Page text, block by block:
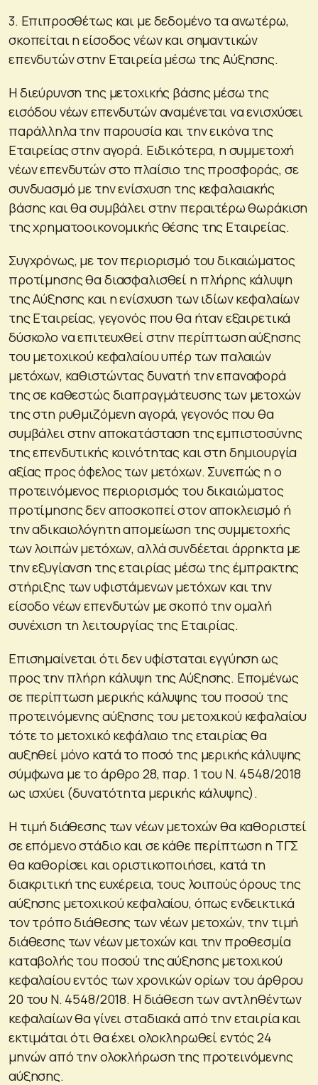
3. Επιπροσθέτως και με δεδομένο τα ανωτέρω,
σκοπείται η είσοδος νέων και σημαντικών
επενδυτών στην Εταιρεία μέσω της Αύξησης.
Η διεύρυνση της μετοχικής βάσης μέσω της
εισόδου νέων επενδυτών αναμένεται να ενισχύσει
παράλληλα την παρουσία και την εικόνα της
Εταιρείας στην αγορά. Ειδικότερα, η συμμετοχή
νέων επενδυτών στο πλαίσιο της προσφοράς, σε
συνδυασμό με την ενίσχυση της κεφαλαιακής
βάσης και θα συμβάλει στην περαιτέρω θωράκιση
της χρηματοοικονομικής θέσης της Εταιρείας.
Συγχρόνως, με τον περιορισμό του δικαιώματος
προτίμησης θα διασφαλισθεί η πλήρης κάλυψη
της Αύξησης και η ενίσχυση των ιδίων κεφαλαίων
της Εταιρείας, γεγονός που θα ήταν εξαιρετικά
δύσκολο να επιτευχθεί στην περίπτωση αύξησης
του μετοχικού κεφαλαίου υπέρ των παλαιών
μετόχων, καθιστώντας δυνατή την επαναφορά
της σε καθεστώς διαπραγμάτευσης των μετοχών
της στη ρυθμιζόμενη αγορά, γεγονός που θα
συμβάλει στην αποκατάσταση της εμπιστοσύνης
της επενδυτικής κοινότητας και στη δημιουργία
αξίας προς όφελος των μετόχων. Συνεπώς η ο
προτεινόμενος περιορισμός του δικαιώματος
προτίμησης δεν αποσκοπεί στον αποκλεισμό ή
την αδικαιολόγητη απομείωση της συμμετοχής
των λοιπών μετόχων, αλλά συνδέεται άρρηκτα με
την εξυγίανση της εταιρίας μέσω της έμπρακτης
στήριξης των υφιστάμενων μετόχων και την
είσοδο νέων επενδυτών με σκοπό την ομαλή
συνέχιση τη λειτουργίας της Εταιρίας.
Επισημαίνεται ότι δεν υφίσταται εγγύηση ως
προς την πλήρη κάλυψη της Αύξησης. Επομένως
σε περίπτωση μερικής κάλυψης του ποσού της
προτεινόμενης αύξησης του μετοχικού κεφαλαίου
τότε το μετοχικό κεφάλαιο της εταιρίας θα
αυξηθεί μόνο κατά το ποσό της μερικής κάλυψης
σύμφωνα με το άρθρο 28, παρ. 1 του Ν. 4548/2018
ως ισχύει (δυνατότητα μερικής κάλυψης).
H τιμή διάθεσης των νέων μετοχών θα καθοριστεί
σε επόμενο στάδιο και σε κάθε περίπτωση η ΤΓΣ
θα καθορίσει και οριστικοποιήσει, κατά τη
διακριτική της ευχέρεια, τους λοιπούς όρους της
αύξησης μετοχικού κεφαλαίου, όπως ενδεικτικά
τον τρόπο διάθεσης των νέων μετοχών, την τιμή
διάθεσης των νέων μετοχών και την προθεσμία
καταβολής του ποσού της αύξησης μετοχικού
κεφαλαίου εντός των χρονικών ορίων του άρθρου
20 του Ν. 4548/2018. Η διάθεση των αντληθέντων
κεφαλαίων θα γίνει σταδιακά από την εταιρία και
εκτιμάται ότι θα έχει ολοκληρωθεί εντός 24
μηνών από την ολοκλήρωση της προτεινόμενης
αύξησης.